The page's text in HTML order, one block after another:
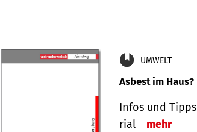
UMWELT
Asbest im Haus?
Infos und
rial
mehr